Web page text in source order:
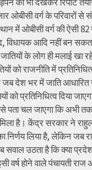
वर्ग के परिवारों से
में ओबीसी वर्ग की ऐसी 82
आदि नहीं बन सकता
के लोग ही मलाई खा
को राजनीति में
देश भर में जाति आधारित
को प्रतिनिधित्व दिया
पता चल जाएगा कि अभी
मिला है। केंद्र सरकार ने
लिया है, लेकिन जब
सवाल उठता है कि क्या
वर्ष होने वाले पंचायती